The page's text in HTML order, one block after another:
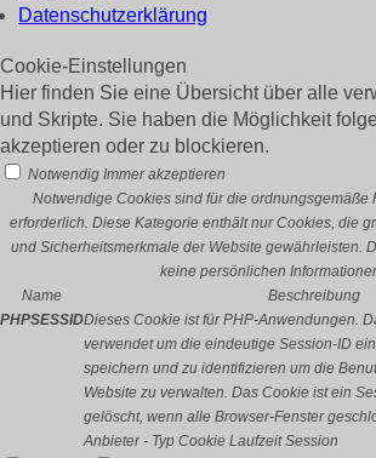
Datenschutzerklärung
Cookie-Einstellungen
Hier finden Sie eine Übersicht über alle
und Skripte. Sie haben die Möglichkeit
akzeptieren oder zu blockieren.
Notwendig Immer akzeptieren
Notwendige Cookies sind für die ordnungsgemäße
erforderlich. Diese Kategorie enthält nur Cookies, die
und Sicherheitsmerkmale der Website gewährleisten.
keine persönlichen
Name
Beschreibung
PHPSESSIDDieses Cookie ist für PHP-Anwendungen.
verwendet um die eindeutige Session-ID
speichern und zu identifizieren um die
Website zu verwalten. Das Cookie ist ein
gelöscht, wenn alle Browser-Fenster
Anbieter - Typ Cookie Laufzeit Session